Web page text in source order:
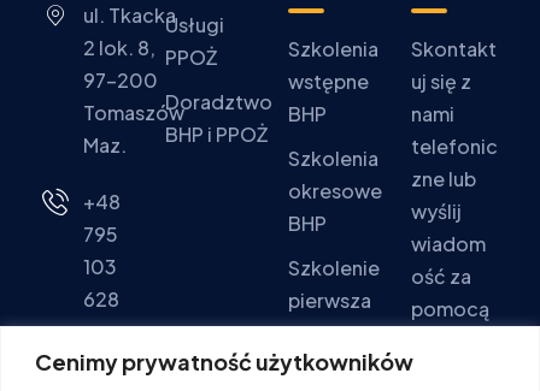
Cenimy prywatność użytkowników
ul. Tkacka
2 lok. 8,
97-200
Tomaszów
Maz.
+48
795
103
628
Pon - Pt:
Usługi
PPOŻ
Doradztwo
BHP i PPOŻ
Szkolenia
wstępne
BHP
Szkolenia
okresowe
BHP
Szkolenie
pierwsza
pomoc
Szkolenia
Skontakt
uj się z
nami
telefonic
zne lub
wyślij
wiadom
ość za
pomocą